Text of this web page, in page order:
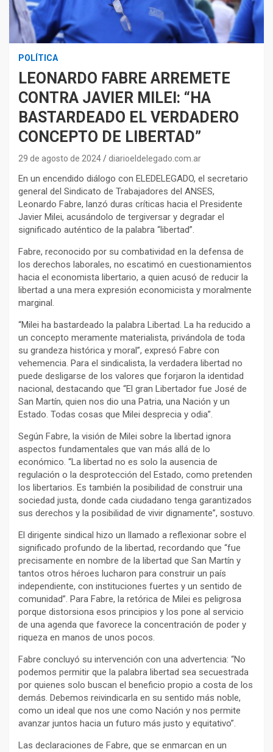
POLÍTICA
LEONARDO FABRE ARREMETE
CONTRA JAVIER MILEI: “HA
BASTARDEADO EL VERDADERO
CONCEPTO DE LIBERTAD”
29 de agosto de 2024 diarioeldelegado.com.ar
En un encendido diálogo con ELEDELEGADO, el secretario
general del Sindicato de Trabajadores del ANSES,
Leonardo Fabre, lanzó duras críticas hacia el Presidente
Javier Milei, acusándolo de tergiversar y degradar el
significado auténtico de la palabra “libertad”.
Fabre, reconocido por su combatividad en la defensa de
los derechos laborales, no escatimó en cuestionamientos
hacia el economista libertario, a quien acusó de reducir la
libertad a una mera expresión economicista y moralmente
marginal.
“Milei ha bastardeado la palabra Libertad. La ha reducido a
un concepto meramente materialista, privándola de toda
su grandeza histórica y moral”, expresó Fabre con
vehemencia. Para el sindicalista, la verdadera libertad no
puede desligarse de los valores que forjaron la identidad
nacional, destacando que “El gran Libertador fue José de
San Martín, quien nos dio una Patria, una Nación y un
Estado. Todas cosas que Milei desprecia y odia”.
Según Fabre, la visión de Milei sobre la libertad ignora
aspectos fundamentales que van más allá de lo
económico. “La libertad no es solo la ausencia de
regulación o la desprotección del Estado, como pretenden
los libertarios. Es también la posibilidad de construir una
sociedad justa, donde cada ciudadano tenga garantizados
sus derechos y la posibilidad de vivir dignamente”, sostuvo.
El dirigente sindical hizo un llamado a reflexionar sobre el
significado profundo de la libertad, recordando que “fue
precisamente en nombre de la libertad que San Martín y
tantos otros héroes lucharon para construir un país
independiente, con instituciones fuertes y un sentido de
comunidad”. Para Fabre, la retórica de Milei es peligrosa
porque distorsiona esos principios y los pone al servicio
de una agenda que favorece la concentración de poder y
riqueza en manos de unos pocos.
Fabre concluyó su intervención con una advertencia: “No
podemos permitir que la palabra libertad sea secuestrada
por quienes solo buscan el beneficio propio a costa de los
demás. Debemos reivindicarla en su sentido más noble,
como un ideal que nos une como Nación y nos permite
avanzar juntos hacia un futuro más justo y equitativo”.
Las declaraciones de Fabre, que se enmarcan en un